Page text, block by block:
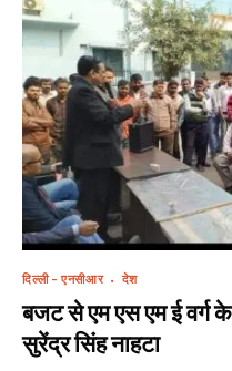
दिल्ली - एनसीआर देश
बजट से एम एस एम ई वर्ग के
सुरेंद्र सिंह नाहटा